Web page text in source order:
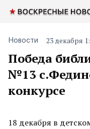
Победа
№13
конкурсе
Новости 23 декабря
18 декабря в